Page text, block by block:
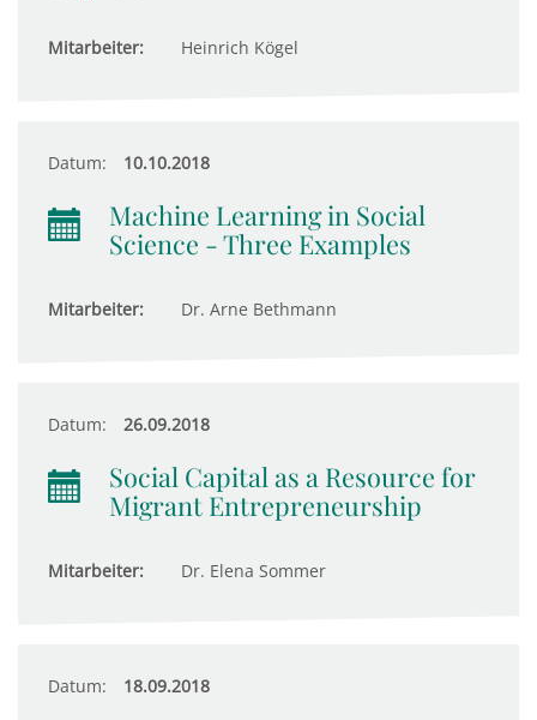
Mitarbeiter: Heinrich Kögel
Datum: 10.10.2018
Machine Learning in Social
Science - Three Examples
Mitarbeiter: Dr. Arne Bethmann
Datum: 26.09.2018
Social Capital as a Resource for
Migrant Entrepreneurship
Mitarbeiter: Dr. Elena Sommer
Datum: 18.09.2018